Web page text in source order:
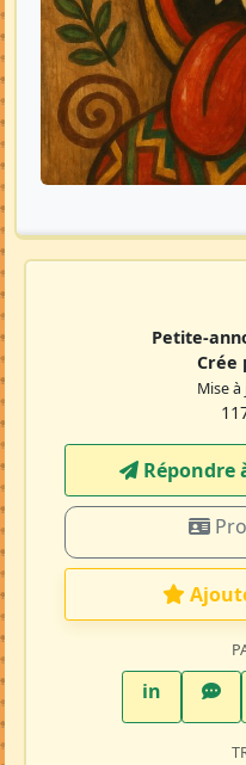
Petite-
Crée
Mise
Répondre
inLinkedIn